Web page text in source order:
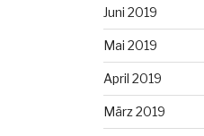
Juni 2019
Mai 2019
April 2019
März 2019